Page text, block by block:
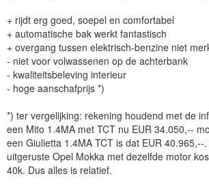
+ rijdt erg goed, soepel en comfortabel
+ automatische bak werkt fantastisch
+ overgang tussen elektrisch-benzine niet
- niet voor volwassenen op de achterbank
- kwaliteitsbeleving interieur
- hoge aanschafprijs *)
*) ter vergelijking: rekening houdend met de
een Mito 1.4MA met TCT nu EUR 34.050,--
een Giulietta 1.4MA TCT is dat EUR 40.965,--
uitgeruste Opel Mokka met dezelfde motor
40k. Dus alles is relatief.